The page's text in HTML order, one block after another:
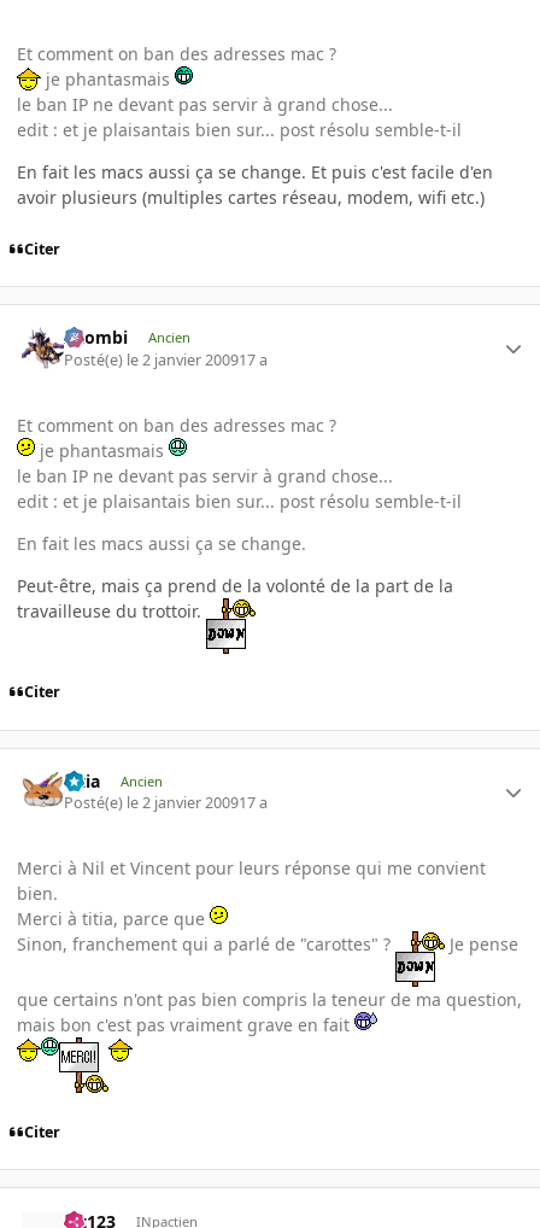
Et comment on ban des adresses mac ?
je phantasmais
le ban IP ne devant pas servir à grand chose...
edit : et je plaisantais bien sur... post résolu semble-t-il
En fait les macs aussi ça se change. Et puis c'est facile d'en
avoir plusieurs (multiples cartes réseau, modem, wifi etc.)
Citer
XZombi Ancien
Posté(e) le 2 janvier 200917 a
Et comment on ban des adresses mac ?
je phantasmais
le ban IP ne devant pas servir à grand chose...
edit : et je plaisantais bien sur... post résolu semble-t-il
En fait les macs aussi ça se change.
Peut-être, mais ça prend de la volonté de la part de la
travailleuse du trottoir.
Citer
Titia Ancien
Posté(e) le 2 janvier 200917 a
Merci à Nil et Vincent pour leurs réponse qui me convient
bien.
Merci à titia, parce que
Sinon, franchement qui a parlé de "carottes" ?
Je pense
que certains n'ont pas bien compris la teneur de ma question,
mais bon c'est pas vraiment grave en fait
Citer
lut123 INpactien